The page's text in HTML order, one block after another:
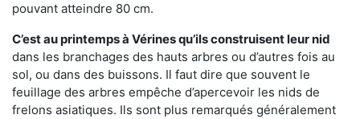
pouvant atteindre 80 cm.
C’est au printemps à Vérines qu’ils construisent leur nid
dans les branchages des hauts arbres ou d’autres fois au
sol, ou dans des buissons. Il faut dire que souvent le
feuillage des arbres empêche d’apercevoir les nids de
frelons asiatiques. Ils sont plus remarqués généralement